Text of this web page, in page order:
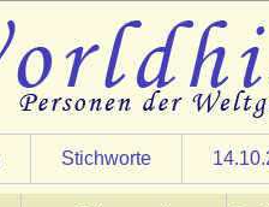
Stichworte